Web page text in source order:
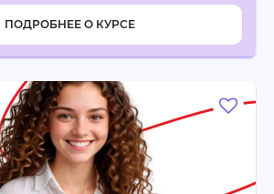
ПОДРОБНЕЕ О КУРСЕ